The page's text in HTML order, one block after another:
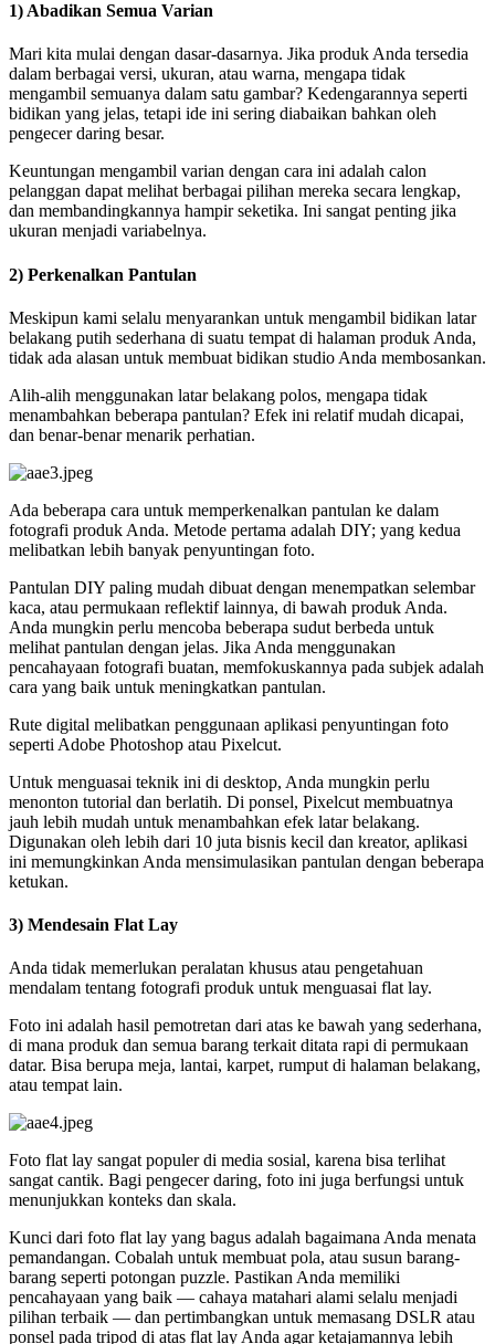
1) Abadikan Semua Varian
Mari kita mulai dengan dasar-dasarnya. Jika produk Anda tersedia
dalam berbagai versi, ukuran, atau warna, mengapa tidak
mengambil semuanya dalam satu gambar? Kedengarannya seperti
bidikan yang jelas, tetapi ide ini sering diabaikan bahkan oleh
pengecer daring besar.
Keuntungan mengambil varian dengan cara ini adalah calon
pelanggan dapat melihat berbagai pilihan mereka secara lengkap,
dan membandingkannya hampir seketika. Ini sangat penting jika
ukuran menjadi variabelnya.
2) Perkenalkan Pantulan
Meskipun kami selalu menyarankan untuk mengambil bidikan latar
belakang putih sederhana di suatu tempat di halaman produk Anda,
tidak ada alasan untuk membuat bidikan studio Anda membosankan.
Alih-alih menggunakan latar belakang polos, mengapa tidak
menambahkan beberapa pantulan? Efek ini relatif mudah dicapai,
dan benar-benar menarik perhatian.
Ada beberapa cara untuk memperkenalkan pantulan ke dalam
fotografi produk Anda. Metode pertama adalah DIY; yang kedua
melibatkan lebih banyak penyuntingan foto.
Pantulan DIY paling mudah dibuat dengan menempatkan selembar
kaca, atau permukaan reflektif lainnya, di bawah produk Anda.
Anda mungkin perlu mencoba beberapa sudut berbeda untuk
melihat pantulan dengan jelas. Jika Anda menggunakan
pencahayaan fotografi buatan, memfokuskannya pada subjek adalah
cara yang baik untuk meningkatkan pantulan.
Rute digital melibatkan penggunaan aplikasi penyuntingan foto
seperti Adobe Photoshop atau Pixelcut.
Untuk menguasai teknik ini di desktop, Anda mungkin perlu
menonton tutorial dan berlatih. Di ponsel, Pixelcut membuatnya
jauh lebih mudah untuk menambahkan efek latar belakang.
Digunakan oleh lebih dari 10 juta bisnis kecil dan kreator, aplikasi
ini memungkinkan Anda mensimulasikan pantulan dengan beberapa
ketukan.
3) Mendesain Flat Lay
Anda tidak memerlukan peralatan khusus atau pengetahuan
mendalam tentang fotografi produk untuk menguasai flat lay.
Foto ini adalah hasil pemotretan dari atas ke bawah yang sederhana,
di mana produk dan semua barang terkait ditata rapi di permukaan
datar. Bisa berupa meja, lantai, karpet, rumput di halaman belakang,
atau tempat lain.
Foto flat lay sangat populer di media sosial, karena bisa terlihat
sangat cantik. Bagi pengecer daring, foto ini juga berfungsi untuk
menunjukkan konteks dan skala.
Kunci dari foto flat lay yang bagus adalah bagaimana Anda menata
pemandangan. Cobalah untuk membuat pola, atau susun barang-
barang seperti potongan puzzle. Pastikan Anda memiliki
pencahayaan yang baik — cahaya matahari alami selalu menjadi
pilihan terbaik — dan pertimbangkan untuk memasang DSLR atau
ponsel pada tripod di atas flat lay Anda agar ketajamannya lebih